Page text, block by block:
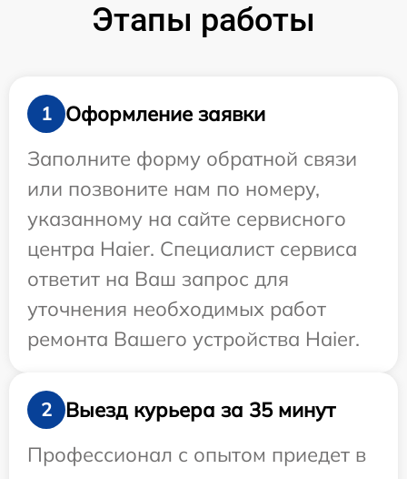
Этапы работы
1
Оформление заявки
Заполните форму обратной связи
или позвоните нам по номеру,
указанному на сайте сервисного
центра Haier. Специалист сервиса
ответит на Ваш запрос для
уточнения необходимых работ
ремонта Вашего устройства Haier.
2
Выезд курьера за 35 минут
Профессионал с опытом приедет в